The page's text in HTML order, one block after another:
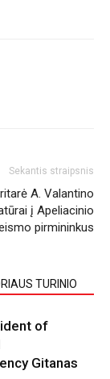
Sekantis straipsnis
A. Valantino
į Apeliacinio
pirmininkus
TURINIO
of
Gitanas